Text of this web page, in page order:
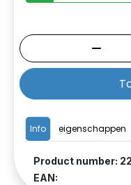
Info eigenschappen
Product number:
EAN: